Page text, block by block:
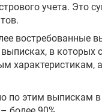
учета. Это
востребованные
в которых
характеристикам,
по этим выпискам в